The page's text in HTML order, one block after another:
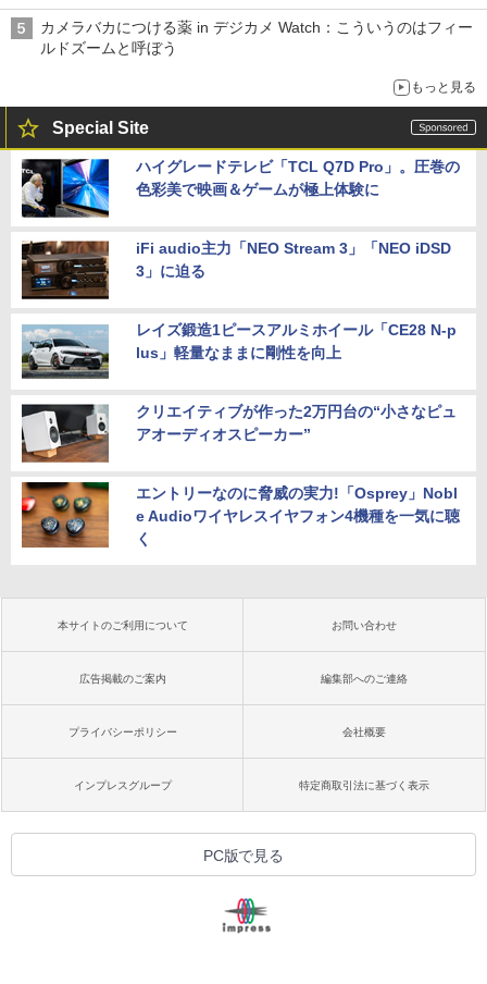
カメラバカにつける薬 in デジカメ Watch：こういうのはフィー
ルドズームと呼ぼう
もっと見る
Special Site
ハイグレードテレビ「TCL Q7D Pro」。圧巻の
色彩美で映画＆ゲームが極上体験に
iFi audio主力「NEO Stream 3」「NEO iDSD
3」に迫る
レイズ鍛造1ピースアルミホイール「CE28 N-p
lus」軽量なままに剛性を向上
クリエイティブが作った2万円台の“小さなピュ
アオーディオスピーカー”
エントリーなのに脅威の実力!「Osprey」Nobl
e Audioワイヤレスイヤフォン4機種を一気に聴
く
本サイトのご利用について お問い合わせ
広告掲載のご案内 編集部へのご連絡
プライバシーポリシー 会社概要
インプレスグループ 特定商取引法に基づく表示
PC版で見る